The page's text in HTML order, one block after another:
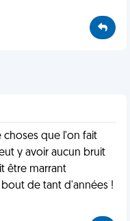
choses que l'on fait
y avoir aucun bruit
être marrant
de tant d'années !